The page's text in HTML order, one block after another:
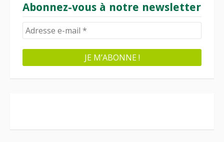
Abonnez-vous à notre newsletter